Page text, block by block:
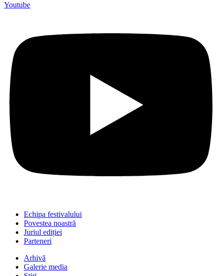
Youtube
Echipa festivalului
Povestea noastră
Juriul ediției
Parteneri
Arhivă
Galerie media